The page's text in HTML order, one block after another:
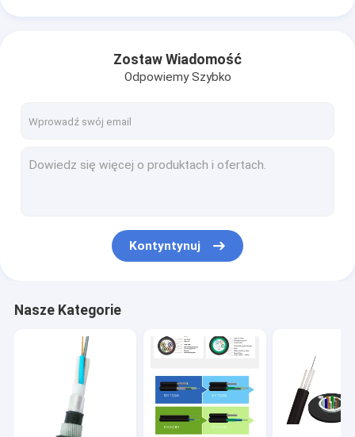
Zostaw Wiadomość
Odpowiemy Szybko
Kontyntynuj
Nasze Kategorie